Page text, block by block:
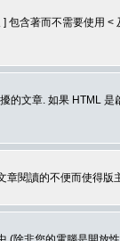
包含著而不需要使用 <
的文章. 如果 HTML 是
章閱讀的不便而使得版